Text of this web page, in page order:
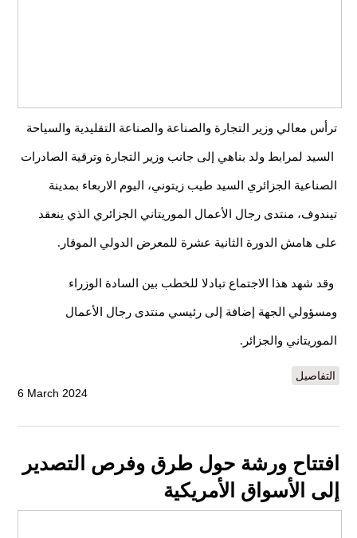
ترأس معالي وزير التجارة والصناعة والصناعة التقليدية والسياحة
السيد لمرابط ولد بناهي إلى جانب وزير التجارة وترقية الصادرات
الصناعية الجزائري السيد طيب زيتوني، اليوم الاربعاء بمدينة
تيندوف، منتدى رجال الأعمال الموريتاني الجزائري الذي ينعقد
على هامش الدورة الثانية عشرة للمعرض الدولي الموقار.
وقد شهد هذا الاجتماع تبادلا للخطب بين السادة الوزراء
ومسؤولي الجهة إضافة إلى رئيسي منتدى رجال الأعمال
الموريتاني والجزائر.
التفاصيل
6 March 2024
افتتاح ورشة حول طرق وفرص التصدير
إلى الأسواق الأمريكية